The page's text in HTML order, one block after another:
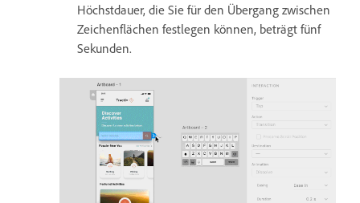
Höchstdauer, die Sie für den Übergang zwischen
Zeichenflächen festlegen können, beträgt fünf
Sekunden.